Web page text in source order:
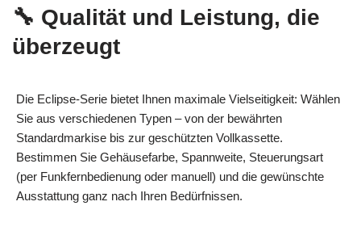
🔧 Qualität und Leistung, die
überzeugt
Die Eclipse-Serie bietet Ihnen maximale Vielseitigkeit: Wählen
Sie aus verschiedenen Typen – von der bewährten
Standardmarkise bis zur geschützten Vollkassette.
Bestimmen Sie Gehäusefarbe, Spannweite, Steuerungsart
(per Funkfernbedienung oder manuell) und die gewünschte
Ausstattung ganz nach Ihren Bedürfnissen.